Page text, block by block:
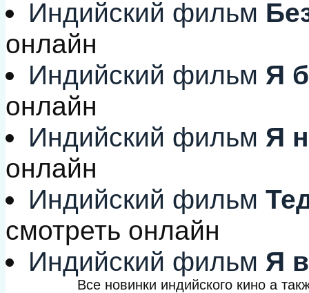
Индийский фильм
онлайн
Индийский фильм Я
онлайн
Индийский фильм Я
онлайн
Индийский фильм
смотреть онлайн
Индийский фильм Я
Все новинки индийского кино а